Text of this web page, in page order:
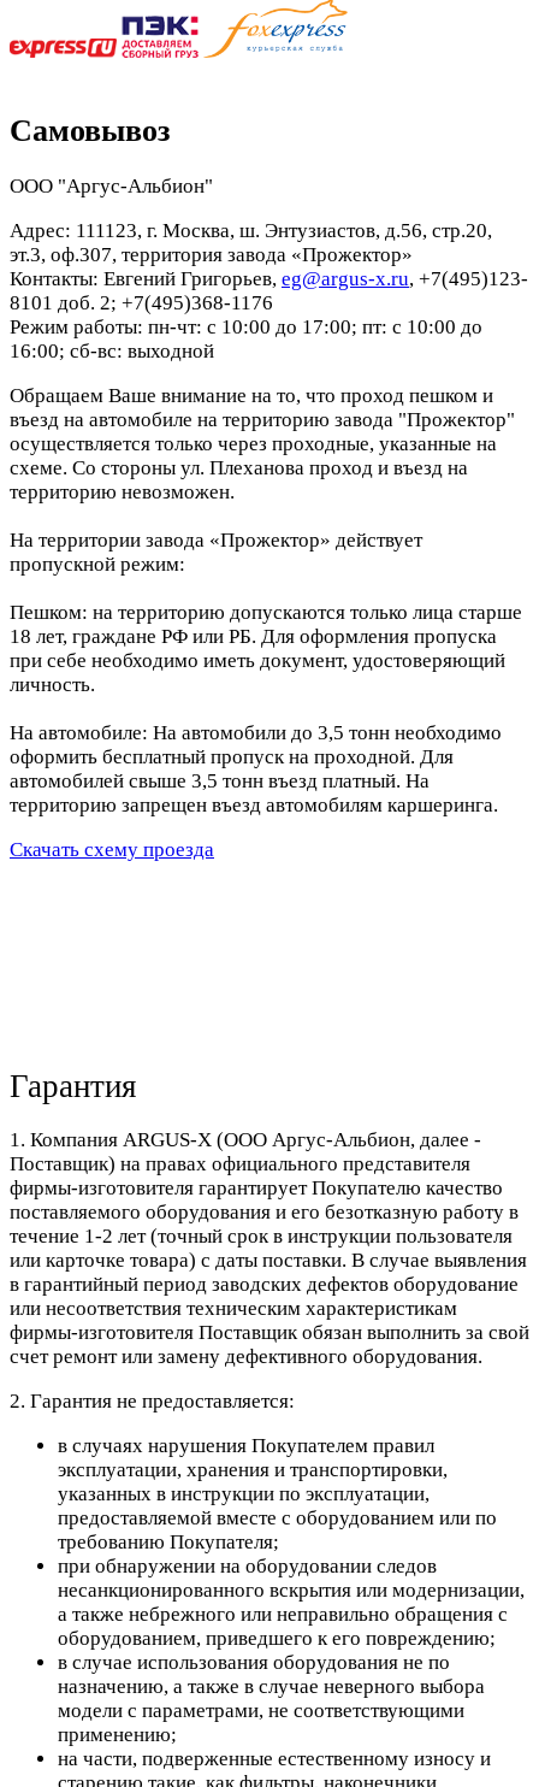
Самовывоз
ООО "Аргус-Альбион"
Адрес: 111123, г. Москва, ш. Энтузиастов, д.56, стр.20,
эт.3, оф.307, территория завода «Прожектор»
Контакты: Евгений Григорьев, eg@argus-x.ru, +7(495)123-
8101 доб. 2; +7(495)368-1176
Режим работы: пн-чт: с 10:00 до 17:00; пт: с 10:00 до
16:00; сб-вс: выходной
Обращаем Ваше внимание на то, что проход пешком и
въезд на автомобиле на территорию завода "Прожектор"
осуществляется только через проходные, указанные на
схеме. Со стороны ул. Плеханова проход и въезд на
территорию невозможен.
На территории завода «Прожектор» действует
пропускной режим:
Пешком: на территорию допускаются только лица старше
18 лет, граждане РФ или РБ. Для оформления пропуска
при себе необходимо иметь документ, удостоверяющий
личность.
На автомобиле: На автомобили до 3,5 тонн необходимо
оформить бесплатный пропуск на проходной. Для
автомобилей свыше 3,5 тонн въезд платный. На
территорию запрещен въезд автомобилям каршеринга.
Скачать схему проезда
Гарантия
1. Компания ARGUS-X (ООО Аргус-Альбион, далее -
Поставщик) на правах официального представителя
фирмы-изготовителя гарантирует Покупателю качество
поставляемого оборудования и его безотказную работу в
течение 1-2 лет (точный срок в инструкции пользователя
или карточке товара) с даты поставки. В случае выявления
в гарантийный период заводских дефектов оборудование
или несоответствия техническим характеристикам
фирмы-изготовителя Поставщик обязан выполнить за свой
счет ремонт или замену дефективного оборудования.
2. Гарантия не предоставляется:
в случаях нарушения Покупателем правил
эксплуатации, хранения и транспортировки,
указанных в инструкции по эксплуатации,
предоставляемой вместе с оборудованием или по
требованию Покупателя;
при обнаружении на оборудовании следов
несанкционированного вскрытия или модернизации,
а также небрежного или неправильно обращения с
оборудованием, приведшего к его повреждению;
в случае использования оборудования не по
назначению, а также в случае неверного выбора
модели с параметрами, не соответствующими
применению;
на части, подверженные естественному износу и